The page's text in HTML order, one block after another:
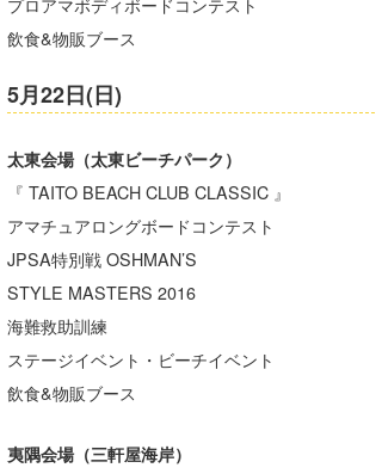
プロアマボディボードコンテスト
飲食&物販ブース
5月22日(日)
太東会場（太東ビーチパーク）
『 TAITO BEACH CLUB CLASSIC 』
アマチュアロングボードコンテスト
JPSA特別戦 OSHMAN’S
STYLE MASTERS 2016
海難救助訓練
ステージイベント・ビーチイベント
飲食&物販ブース
夷隅会場（三軒屋海岸）